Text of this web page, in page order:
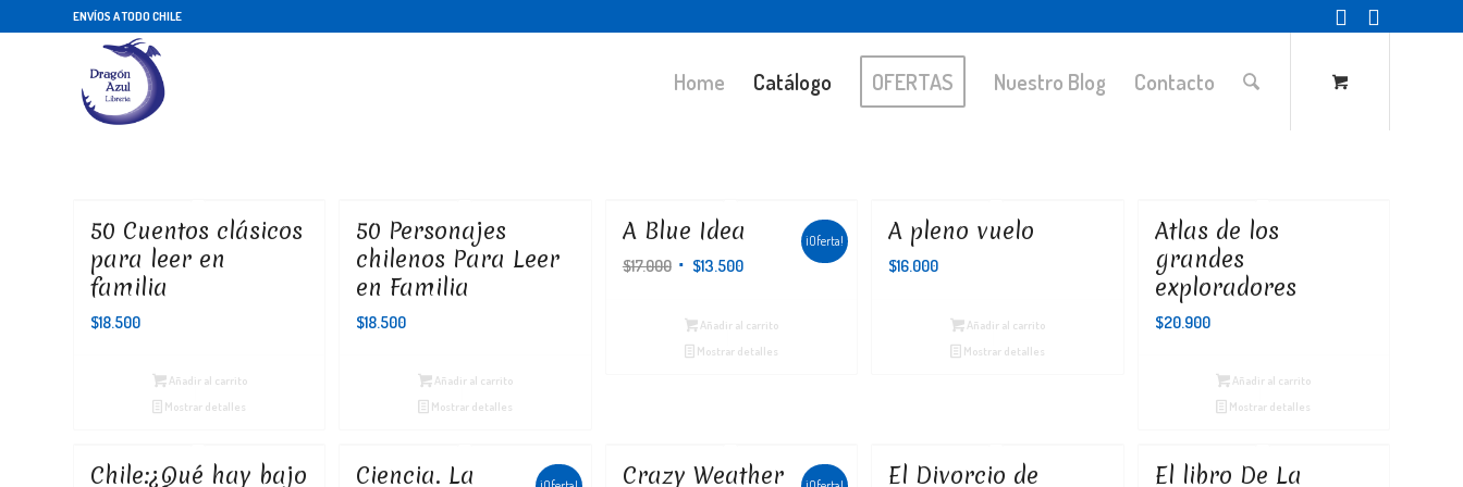
ENVÍOS A TODO CHILE
Home Catálogo OFERTAS Nuestro Blog Contacto
50 Cuentos clásicos
para leer en
familia
$18.500
Añadir al carrito
Mostrar detalles
50 Personajes
chilenos Para Leer
en Familia
$18.500
Añadir al carrito
Mostrar detalles
A Blue Idea
$17.000
era:
$17.000.
$13.500El
es:
$13.500.
¡Oferta!
Añadir al carrito
Mostrar detalles
A pleno vuelo
$16.000
Añadir al carrito
Mostrar detalles
Atlas de los
grandes
exploradores
$20.900
Añadir al carrito
Mostrar detalles
Chile:¿Qué hay bajo
Ciencia. La
Crazy Weather
El Divorcio de
El libro De La